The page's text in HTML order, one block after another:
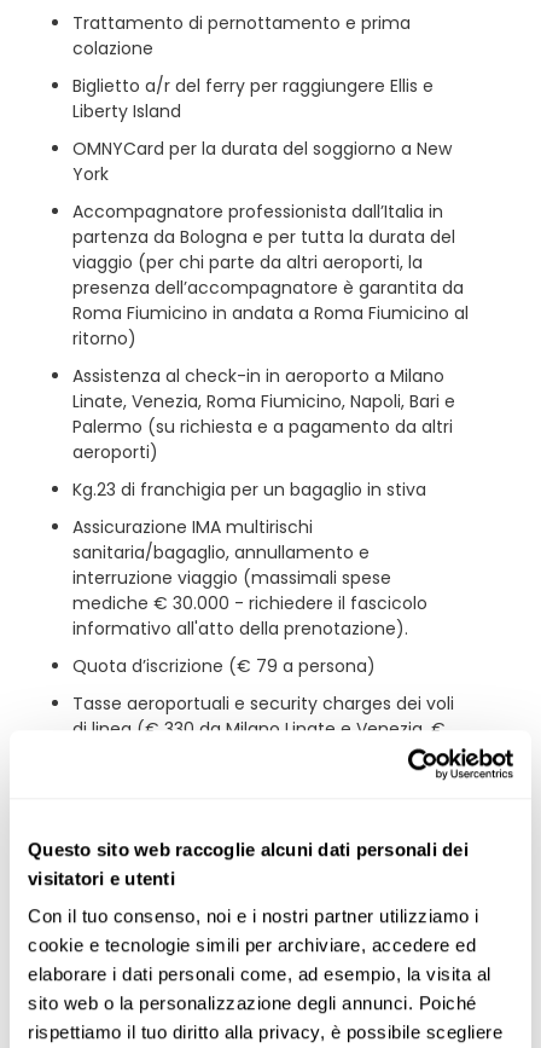
Questo sito web raccoglie alcuni dati personali dei
visitatori e utenti
Con il tuo consenso, noi e i nostri partner utilizziamo i
cookie e tecnologie simili per archiviare, accedere ed
elaborare i dati personali come, ad esempio, la visita al
sito web o la personalizzazione degli annunci. Poiché
rispettiamo il tuo diritto alla privacy, è possibile scegliere
Trattamento di pernottamento e prima
colazione
Biglietto a/r del ferry per raggiungere Ellis e
Liberty Island
OMNYCard per la durata del soggiorno a New
York
Accompagnatore professionista dall’Italia in
partenza da Bologna e per tutta la durata del
viaggio (per chi parte da altri aeroporti, la
presenza dell’accompagnatore è garantita da
Roma Fiumicino in andata a Roma Fiumicino al
ritorno)
Assistenza al check-in in aeroporto a Milano
Linate, Venezia, Roma Fiumicino, Napoli, Bari e
Palermo (su richiesta e a pagamento da altri
aeroporti)
Kg.23 di franchigia per un bagaglio in stiva
Assicurazione IMA multirischi
sanitaria/bagaglio, annullamento e
interruzione viaggio (massimali spese
mediche € 30.000 - richiedere il fascicolo
informativo all'atto della prenotazione).
Quota d’iscrizione (€ 79 a persona)
Tasse aeroportuali e security charges dei voli
di linea (€ 330 da Milano Linate e Venezia, €
325 da Bologna e Napoli, € 350 da Roma
Fiumicino, Bari e Palermo - prezzi per persona
Escluso
La quota non comprende:
ESTA (USD 40 pp indicativi) o eventuale visto
d’ingresso negli Stati Uniti, che ogni